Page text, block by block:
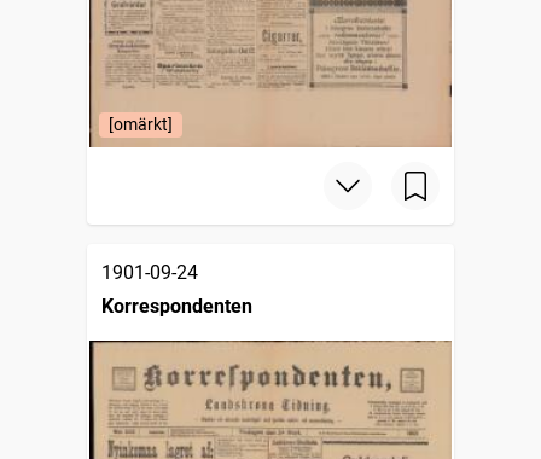
[omärkt]
1901-09-24
Korrespondenten